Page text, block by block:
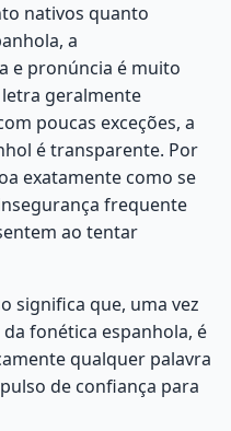
nativos quanto
a
e pronúncia é muito
letra geralmente
poucas exceções, a
é transparente. Por
exatamente como se
frequente
ao tentar
significa que, uma vez
fonética espanhola, é
qualquer palavra
de confiança para